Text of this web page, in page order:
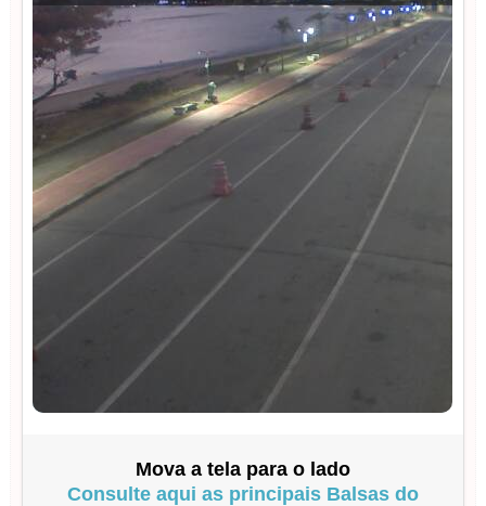
Mova a tela para o lado
Consulte aqui as principais Balsas do